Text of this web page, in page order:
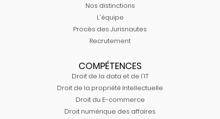
Nos distinctions
L'équipe
Procès des Jurisnautes
Recrutement
COMPÉTENCES
Droit de la data et de l'IT
Droit de la propriété Intellectuelle
Droit du E-commerce
Droit numérique des affaires